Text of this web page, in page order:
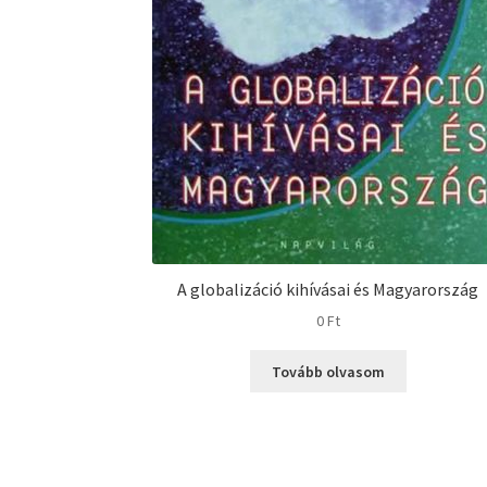
A globalizáció kihívásai és Magyarország
0Ft
Tovább olvasom